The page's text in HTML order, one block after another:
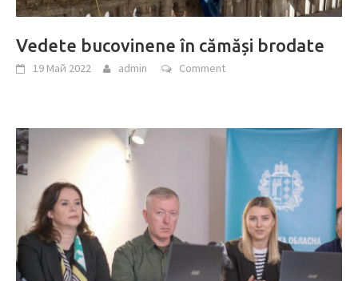
Vedete bucovinene în cămăși brodate
19 Май 2022 admin Comment